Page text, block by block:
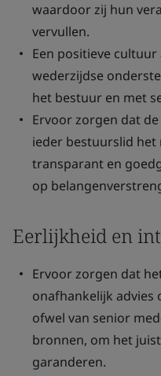
waardoor zij hun
vervullen.
Een positieve
wederzijdse
het bestuur en met
Ervoor zorgen dat
ieder bestuurslid het
transparant en
op
Eerlijkheid en
Ervoor zorgen dat
onafhankelijk advies
ofwel van senior
bronnen, om het
garanderen.